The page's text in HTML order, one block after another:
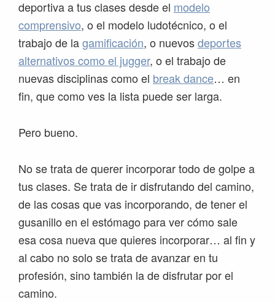
deportiva a tus clases desde el modelo
comprensivo, o el modelo ludotécnico, o el
trabajo de lagamificación, o nuevosdeportes
alternativos como el jugger, o el trabajo de
nuevas disciplinas como el break dance… en
fin, que como ves la lista puede ser larga.
Pero bueno.
No se trata de querer incorporar todo de golpe a
tus clases. Se trata de ir disfrutando del camino,
de las cosas que vas incorporando, de tener el
gusanillo en el estómago para ver cómo sale
esa cosa nueva que quieres incorporar… al fin y
al cabo no solo se trata de avanzar en tu
profesión, sino también la de disfrutar por el
camino.